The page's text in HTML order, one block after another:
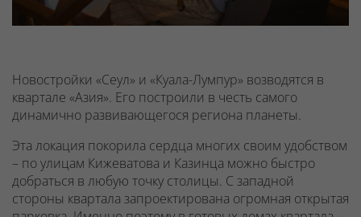
Новостройки «Сеул» и «Куала-Лумпур» возводятся в
квартале «Азия». Его построили в честь самого
динамично развивающегося региона планеты.
Эта локация покорила сердца многих своим удобством
– по улицам Кижеватова и Казинца можно быстро
добраться в любую точку столицы. С западной
стороны квартала запроектирована огромная открытая